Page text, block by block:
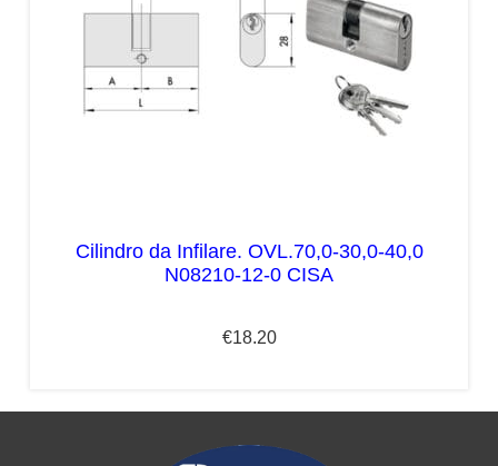
Cilindro da Infilare. OVL.70,0-30,0-40,0
N08210-12-0 CISA
€18.20